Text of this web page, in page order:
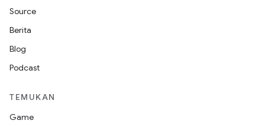
Source
Berita
Blog
Podcast
TEMUKAN
Game